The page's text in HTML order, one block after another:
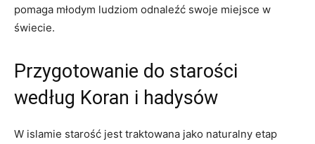
pomaga młodym ludziom odnaleźć swoje miejsce w
świecie.
Przygotowanie do starości
według Koran i hadysów
W islamie starość jest traktowana jako naturalny etap